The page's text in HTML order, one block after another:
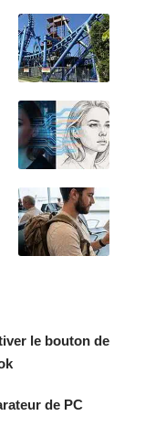
le bouton de
de PC